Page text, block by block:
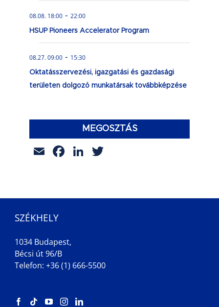
08.08. 18:00 - 22:00
HSUP Pioneers Accelerator Program
08.27. 09:00 - 15:30
Oktatásszervezési, igazgatási és gazdasági
területen dolgozó munkatársak továbbképzése
MEGOSZTÁS
EmailFacebook
LinkedIn
SZÉKHELY
1034 Budapest,
Bécsi út 96/B
Telefon: +36 (1) 666-5500